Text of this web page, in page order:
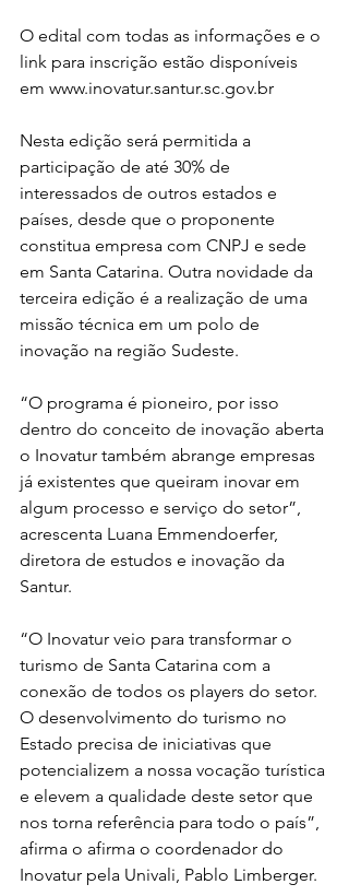
O edital com todas as informações e o
link para inscrição estão disponíveis
em www.inovatur.santur.sc.gov.br
Nesta edição será permitida a
participação de até 30% de
interessados de outros estados e
países, desde que o proponente
constitua empresa com CNPJ e sede
em Santa Catarina. Outra novidade da
terceira edição é a realização de uma
missão técnica em um polo de
inovação na região Sudeste.
“O programa é pioneiro, por isso
dentro do conceito de inovação aberta
o Inovatur também abrange empresas
já existentes que queiram inovar em
algum processo e serviço do setor”,
acrescenta Luana Emmendoerfer,
diretora de estudos e inovação da
Santur.
“O Inovatur veio para transformar o
turismo de Santa Catarina com a
conexão de todos os players do setor.
O desenvolvimento do turismo no
Estado precisa de iniciativas que
potencializem a nossa vocação turística
e elevem a qualidade deste setor que
nos torna referência para todo o país”,
afirma o afirma o coordenador do
Inovatur pela Univali, Pablo Limberger.